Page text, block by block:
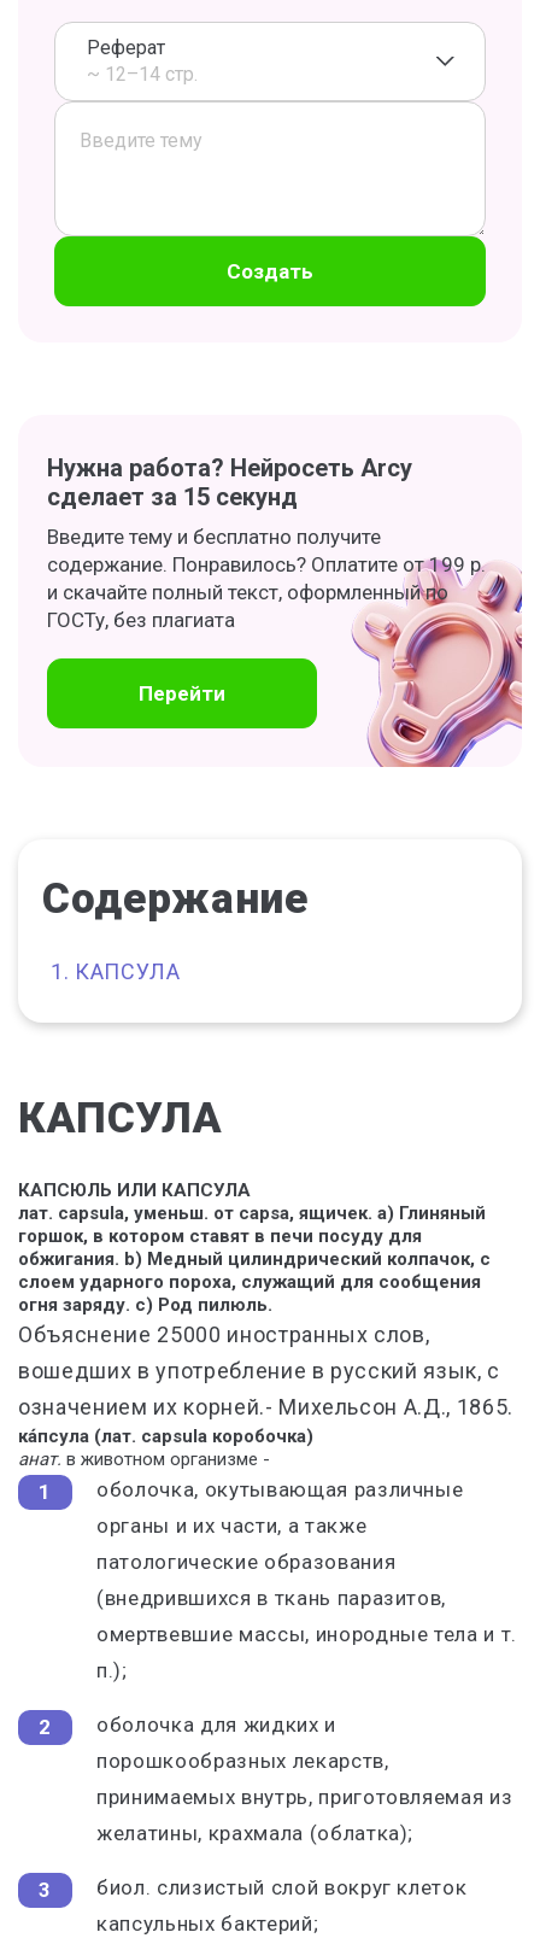
Реферат
~ 12–14 стр.
Создать
Нужна работа? Нейросеть Arcy
сделает за 15 секунд
Введите тему и бесплатно получите
содержание. Понравилось? Оплатите от 199 р.
и скачайте полный текст, оформленный по
ГОСТу, без плагиата
Перейти
Содержание
КАПСУЛА
КАПСУЛА
КАПСЮЛЬ ИЛИ КАПСУЛА
лат. capsula, уменьш. от capsa, ящичек. а) Глиняный
горшок, в котором ставят в печи посуду для
обжигания. b) Медный цилиндрический колпачок, с
слоем ударного пороха, служащий для сообщения
огня заряду. с) Род пилюль.
Объяснение 25000 иностранных слов,
вошедших в употребление в русский язык, с
означением их корней.- Михельсон А.Д., 1865.
ка́псула (лат. capsula коробочка)
анат. в животном организме -
оболочка, окутывающая различные
органы и их части, а также
патологические образования
(внедрившихся в ткань паразитов,
омертвевшие массы, инородные тела и т.
п.);
оболочка для жидких и
порошкообразных лекарств,
принимаемых внутрь, приготовляемая из
желатины, крахмала (облатка);
биол. слизистый слой вокруг клеток
капсульных бактерий;